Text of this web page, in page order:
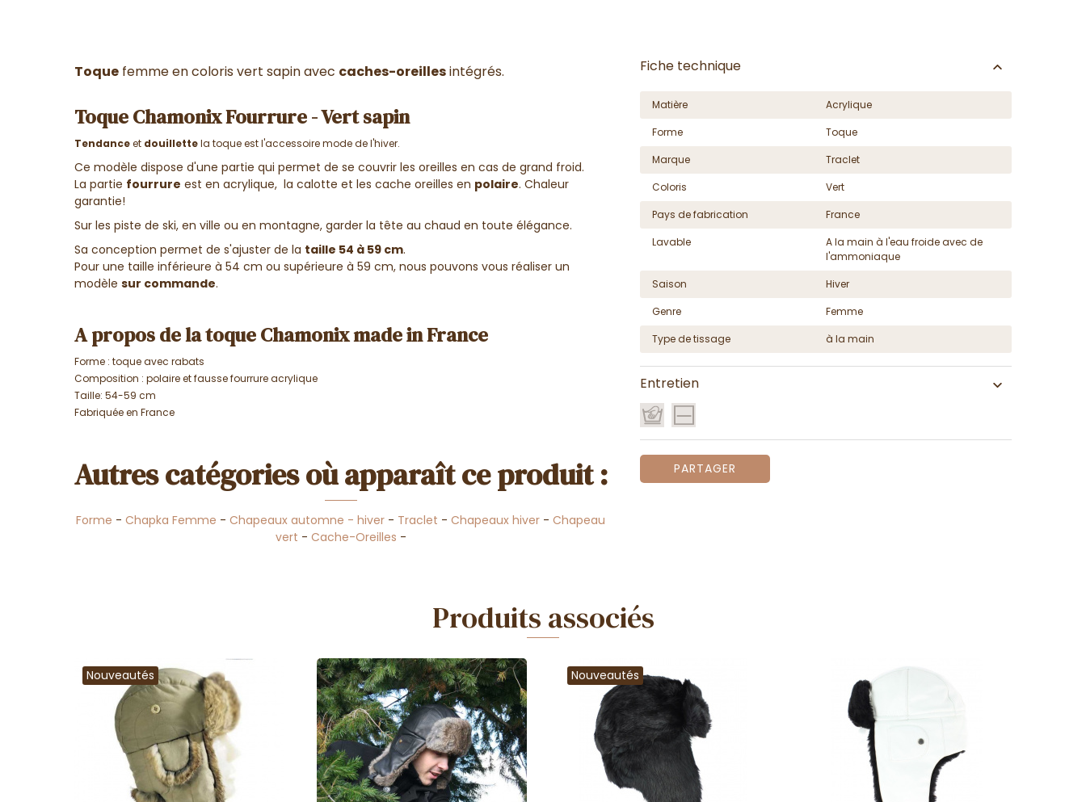
Toque femme en coloris vert sapin avec caches-oreillesintégrés.
Toque Chamonix Fourrure - Vert sapin
Tendanceet douillettela toque est l'accessoire mode de l'hiver.
Ce modèle dispose d'une partie qui permet de se couvrir les oreilles en cas de grand froid.
La partie fourrure est en acrylique, la calotte et les cache oreilles en polaire. Chaleur
garantie!
Sur les piste de ski, en ville ou en montagne, garder la tête au chaud en toute élégance.
Sa conception permet de s'ajuster de la taille 54 à 59 cm.
Pour une taille inférieure à 54 cm ou supérieure à 59 cm, nous pouvons vous réaliser un
modèle sur commande.
A propos de la toque Chamonix made in France
Forme : toque avec rabats
Composition : polaire et fausse fourrure acrylique
Taille: 54-59 cm
Fabriquée en France
Autres catégories où apparaît ce produit :
Forme -Chapka Femme -Chapeaux automne - hiver - Traclet -Chapeaux hiver -Chapeau
vert - Cache-Oreilles -
Fiche technique
Matière
Acrylique
Forme
Toque
Marque
Traclet
Coloris
Vert
Pays de fabrication
France
Lavable
A la main à l'eau froide avec de
l'ammoniaque
Saison
Hiver
Genre
Femme
Type de tissage
à la main
Entretien
PARTAGER
Produits associés
Nouveautés Nouveautés